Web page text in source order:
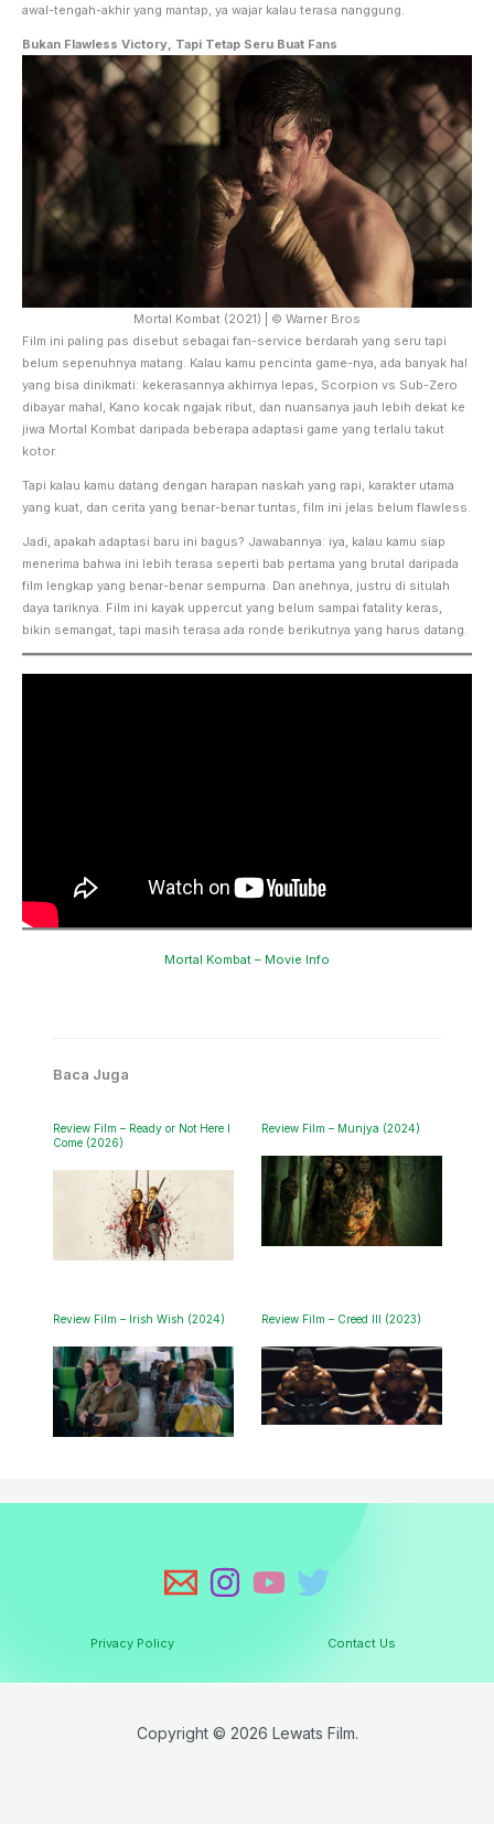
awal-tengah-akhir yang mantap, ya wajar kalau terasa nanggung.
Bukan Flawless Victory, Tapi Tetap Seru Buat Fans
Mortal Kombat (2021) | © Warner Bros
Film ini paling pas disebut sebagai fan-service berdarah yang seru tapi
belum sepenuhnya matang. Kalau kamu pencinta game-nya, ada banyak hal
yang bisa dinikmati: kekerasannya akhirnya lepas, Scorpion vs Sub-Zero
dibayar mahal, Kano kocak ngajak ribut, dan nuansanya jauh lebih dekat ke
jiwa Mortal Kombat daripada beberapa adaptasi game yang terlalu takut
kotor.
Tapi kalau kamu datang dengan harapan naskah yang rapi, karakter utama
yang kuat, dan cerita yang benar-benar tuntas, film ini jelas belum flawless.
Jadi, apakah adaptasi baru ini bagus? Jawabannya: iya, kalau kamu siap
menerima bahwa ini lebih terasa seperti bab pertama yang brutal daripada
film lengkap yang benar-benar sempurna. Dan anehnya, justru di situlah
daya tariknya. Film ini kayak uppercut yang belum sampai fatality keras,
bikin semangat, tapi masih terasa ada ronde berikutnya yang harus datang.
Mortal Kombat – Movie Info
Baca Juga
Review Film – Ready or Not Here I
Come (2026)
Review Film – Munjya (2024)
Review Film – Irish Wish (2024) Review Film – Creed III (2023)
Privacy Policy Contact Us
Copyright © 2026 Lewats Film.